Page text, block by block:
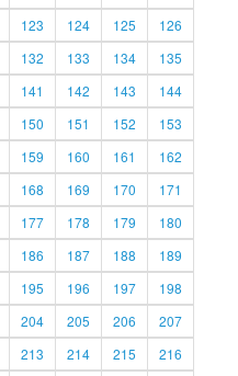
123 124 125
126
132 133 134
135
141 142 143
144
150 151 152
153
159 160 161
162
168 169 170
171
177 178 179
180
186 187 188
189
195 196 197
198
204 205 206
207
213 214 215
216